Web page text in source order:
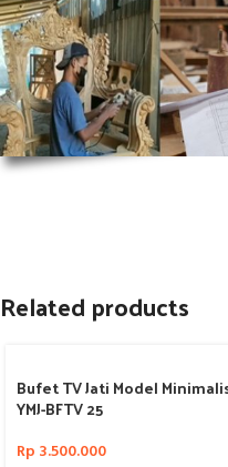
Related products
Bufet TV Jati Model
YMJ-BFTV 25
Rp 3.500.000